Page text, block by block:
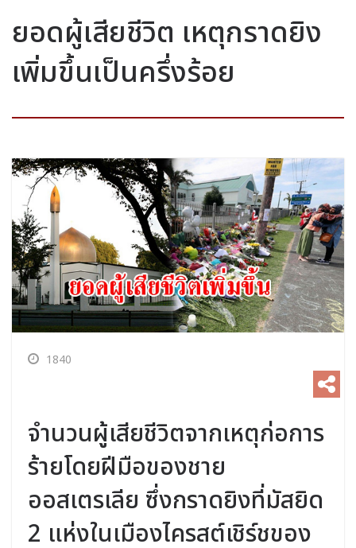
ยอดผู้เสียชีวิต เหตุกราดยิง
เพิ่มขึ้นเป็นครึ่งร้อย
1840
จำนวนผู้เสียชีวิตจากเหตุก่อการ
ร้ายโดยฝีมือของชาย
ออสเตรเลีย ซึ่งกราดยิงที่มัสยิด
2 แห่งในเมืองไครสต์เชิร์ชของ